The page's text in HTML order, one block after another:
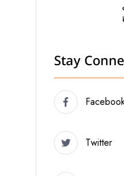
Stay
Twitter